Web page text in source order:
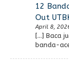
12
Out
April 8,
[…] Baca
banda-